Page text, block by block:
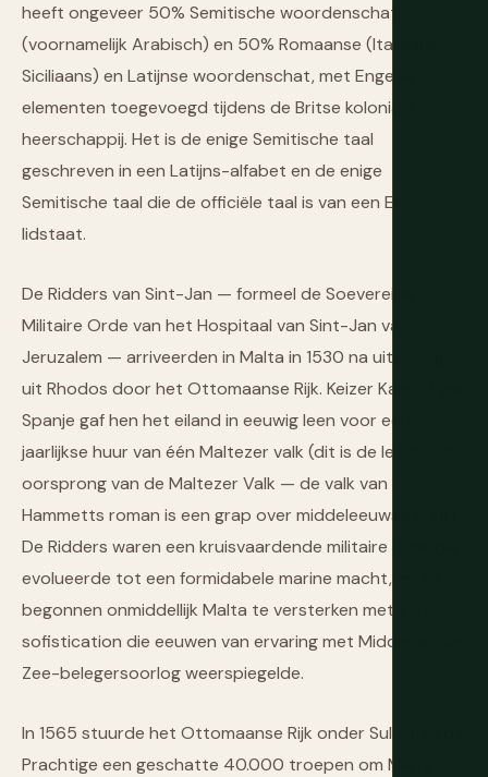
heeft ongeveer 50% Semitische woordenschat
(voornamelijk Arabisch) en 50% Romaanse (Italiaans,
Siciliaans) en Latijnse woordenschat, met Engelse
elementen toegevoegd tijdens de Britse koloniale
heerschappij. Het is de enige Semitische taal
geschreven in een Latijns-alfabet en de enige
Semitische taal die de officiële taal is van een EU-
lidstaat.
De Ridders van Sint-Jan — formeel de Soevereine
Militaire Orde van het Hospitaal van Sint-Jan van
Jeruzalem — arriveerden in Malta in 1530 na uitwijzing
uit Rhodos door het Ottomaanse Rijk. Keizer Karel V van
Spanje gaf hen het eiland in eeuwig leen voor een
jaarlijkse huur van één Maltezer valk (dit is de letterlijke
oorsprong van de Maltezer Valk — de valk van
Hammetts roman is een grap over middeleeuwse huur).
De Ridders waren een kruisvaardende militaire orde die
evolueerde tot een formidabele marine macht, en ze
begonnen onmiddellijk Malta te versterken met een
sofistication die eeuwen van ervaring met Middellandse
Zee-belegersoorlog weerspiegelde.
In 1565 stuurde het Ottomaanse Rijk onder Suleiman de
Prachtige een geschatte 40.000 troepen om Malta in